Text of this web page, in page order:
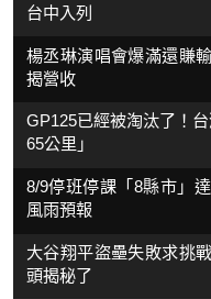
台中入列
楊丞琳演唱會爆滿還賺
揭營收
GP125已經被淘汰了！
65公里」
8/9停班停課「8縣市」
風雨預報
大谷翔平盜壘失敗求挑
頭揭秘了